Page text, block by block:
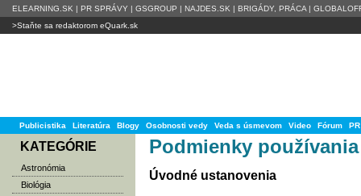
ELEARNING.SK | PR SPRÁVY | GSGROUP | NAJDES.SK | BRIGÁDY, PRÁCA |
>Staňte sa redaktorom eQuark.sk
Publicistika Literatúra Blogy Osobnosti vedy Veda s úsmevom Video Fórum
KATEGÓRIE
Astronómia
Biológia
Podmienky používania
Úvodné ustanovenia